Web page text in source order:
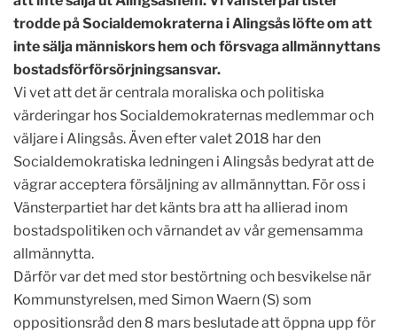
trodde på Socialdemokraterna i Alingsås löfte om att
inte sälja människors hem och försvaga allmännyttans
bostadsförförsörjningsansvar.
Vi vet att det är centrala moraliska och politiska
värderingar hos Socialdemokraternas medlemmar och
väljare i Alingsås. Även efter valet 2018 har den
Socialdemokratiska ledningen i Alingsås bedyrat att de
vägrar acceptera försäljning av allmännyttan. För oss i
Vänsterpartiet har det känts bra att ha allierad inom
bostadspolitiken och värnandet av vår gemensamma
allmännytta.
Därför var det med stor bestörtning och besvikelse när
Kommunstyrelsen, med Simon Waern (S) som
oppositionsråd den 8 mars beslutade att öppna upp för